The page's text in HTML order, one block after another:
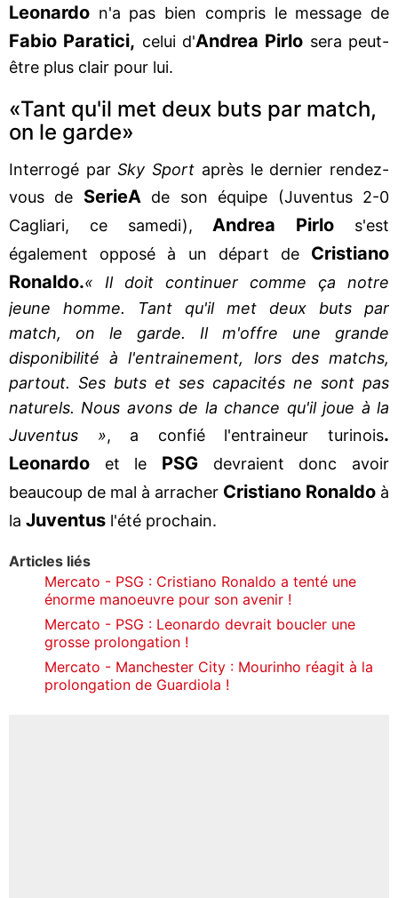
Leonardo n'a pas bien compris le message de
Fabio Paratici, celui d'Andrea Pirlo sera peut-
être plus clair pour lui.
«Tant qu'il met deux buts par match,
on le garde»
Interrogé parSky Sport après le dernier rendez-
vous de SerieA de son équipe (Juventus 2-0
Cagliari, ce samedi), Andrea Pirlo s'est
également opposé à un départ de Cristiano
Ronaldo.« Il doit continuer comme ça notre
jeune homme. Tant qu'il met deux buts par
match, on le garde. Il m'offre une grande
disponibilité à l'entrainement, lors des matchs,
partout. Ses buts et ses capacités ne sont pas
naturels. Nous avons de la chance qu'il joue à la
Juventus », a confié l'entraineur turinois.
Leonardo et le PSG devraient donc avoir
beaucoup de mal à arracher Cristiano Ronaldo à
la Juventus l'été prochain.
Articles liés
Mercato - PSG : Cristiano Ronaldo a tenté une
énorme manoeuvre pour son avenir !
Mercato - PSG : Leonardo devrait boucler une
grosse prolongation !
Mercato - Manchester City : Mourinho réagit à la
prolongation de Guardiola !